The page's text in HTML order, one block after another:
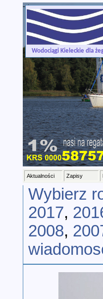
Wodociągi Kieleckie dla
-->
Aktualności Zapisy
Wybierz
2017,
2008,